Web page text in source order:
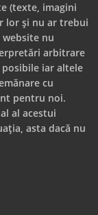
(texte, imagini
lor și nu ar trebui
nu
arbitrare
iar altele
cu
pentru noi.
al acestui
asta dacă nu